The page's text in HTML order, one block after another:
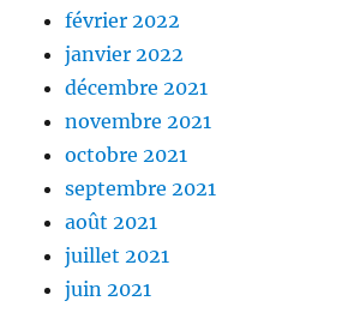
février 2022
janvier 2022
décembre 2021
novembre 2021
octobre 2021
septembre 2021
août 2021
juillet 2021
juin 2021